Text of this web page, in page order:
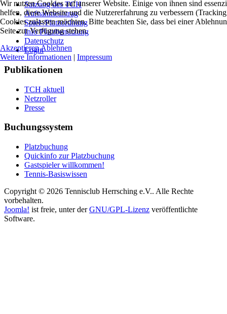
Satzung des TCH
Aufnahmeantrag
Spiel-/Platzordnung
Info Platzbenutzung
Datenschutz
Login
Publikationen
TCH aktuell
Netzroller
Presse
Buchungssystem
Platzbuchung
Quickinfo zur Platzbuchung
Gastspieler willkommen!
Tennis-Basiswissen
Copyright © 2026 Tennisclub Herrsching e.V.. Alle Rechte
vorbehalten.
Joomla! ist freie, unter derGNU/GPL-Lizenz veröffentlichte
Software.
Wir nutzen Cookies auf unserer Website. Einige von ihnen sind
helfen, diese Website und die Nutzererfahrung zu verbessern
Cookies zulassen möchten. Bitte beachten Sie, dass bei einer
Seite zur Verfügung stehen.
AkzeptierenAblehnen
Weitere Informationen | Impressum